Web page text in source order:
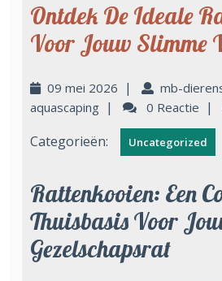
Ontdek De Ideale
Voor Jouw Slimme
09 mei 2026 |
mb-
aquascaping | 0 Reactie |
Categorieën: Uncategorized
Rattenkooien: Een
Thuisbasis Voor
Gezelschapsrat